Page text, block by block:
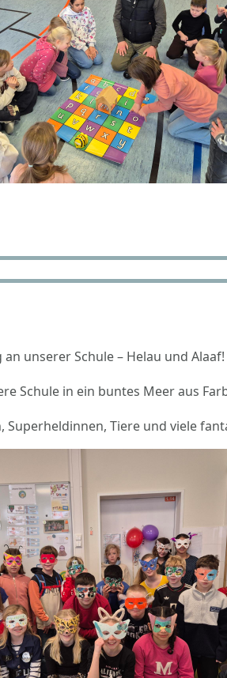
an unserer Schule – Helau und
Schule in ein buntes Meer aus
Tiere und viele